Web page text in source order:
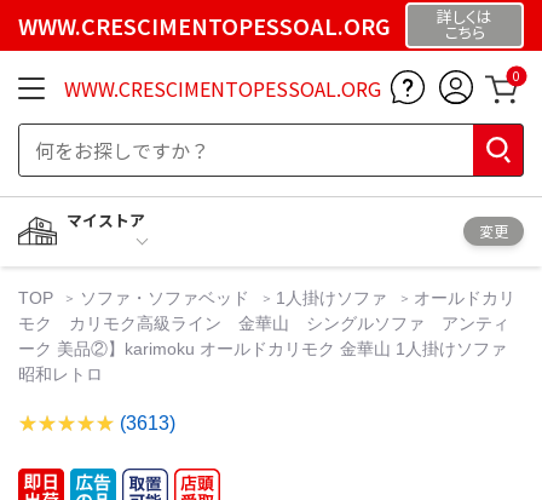
WWW.CRESCIMENTOPESSOAL.ORG 詳しくは
こちら
WWW.CRESCIMENTOPESSOAL.ORG 0
マイストア
変更
TOP ソファ・ソファベッド 1人掛けソファ
オールドカリ
モク カリモク高級ライン 金華山 シングルソファ アンティ
ーク 美品②】karimoku オールドカリモク 金華山 1人掛けソファ
昭和レトロ
(3613)